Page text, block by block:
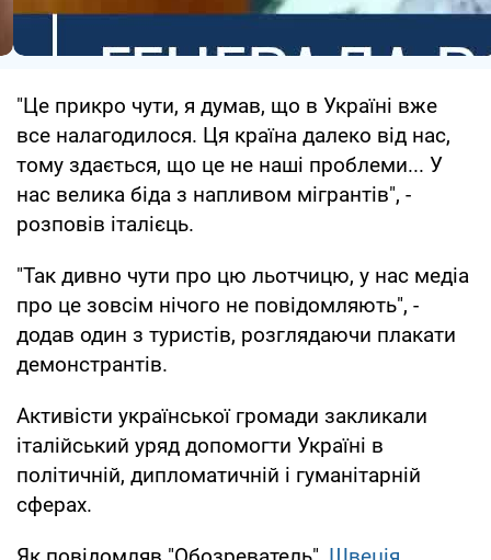
"Це прикро чути, я думав, що в Україні вже
все налагодилося. Ця країна далеко від нас,
тому здається, що це не наші проблеми... У
нас велика біда з напливом мігрантів", -
розповів італієць.
"Так дивно чути про цю льотчицю, у нас медіа
про це зовсім нічого не повідомляють", -
додав один з туристів, розглядаючи плакати
демонстрантів.
Активісти української громади закликали
італійський уряд допомогти Україні в
політичній, дипломатичній і гуманітарній
сферах.